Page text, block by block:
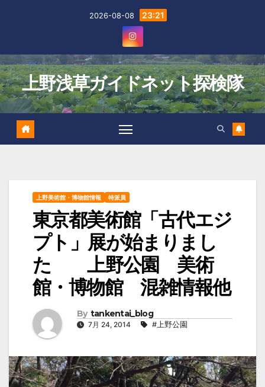
2026-08-08 23:21
上野浅草ガイドネット探検隊
上野美術館・博物館情報 特派員
東京都美術館「古代エジ
プト」展が始まりまし
た 上野公園 美術
館・博物館 混雑情報他
By tankentai_blog
7月 24, 2014 #上野公園